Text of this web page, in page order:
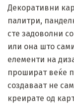
Декоративни
палитри,
сте задоволни
или она што
елементи на
прошират веќе
создаваат не
креирате од